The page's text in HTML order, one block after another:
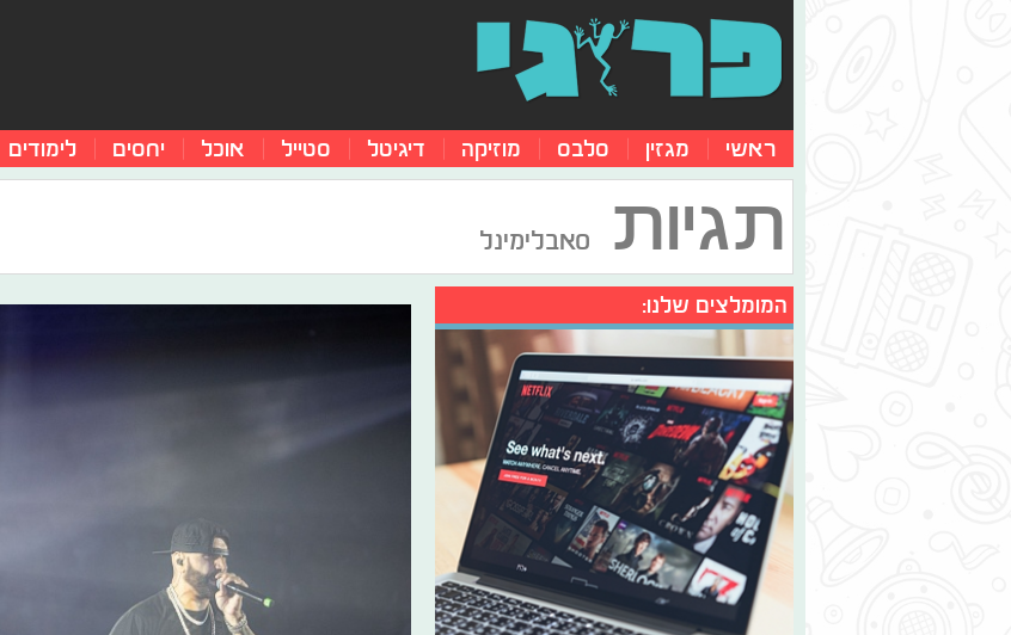
ראשי מגזין סלבס מוזיקה דיגיטל סטייל אוכל יחסים לימודים
תגיות סאבלימינל
המומלצים שלנו: